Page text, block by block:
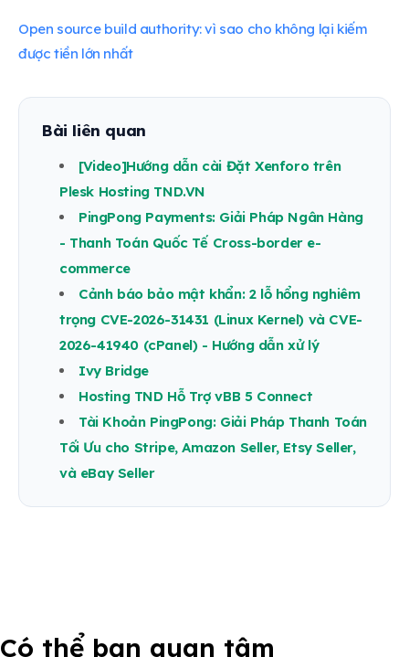
Open source build authority: vì sao cho không lại kiếm
được tiền lớn nhất
Bài liên quan
[Video]Hướng dẫn cài Đặt Xenforo trên
Plesk Hosting TND.VN
PingPong Payments: Giải Pháp Ngân Hàng
- Thanh Toán Quốc Tế Cross-border e-
commerce
Cảnh báo bảo mật khẩn: 2 lỗ hổng nghiêm
trọng CVE-2026-31431 (Linux Kernel) và CVE-
2026-41940 (cPanel) - Hướng dẫn xử lý
Ivy Bridge
Hosting TND Hỗ Trợ vBB 5 Connect
Tài Khoản PingPong: Giải Pháp Thanh Toán
Tối Ưu cho Stripe, Amazon Seller, Etsy Seller,
và eBay Seller
Có thể bạn quan tâm